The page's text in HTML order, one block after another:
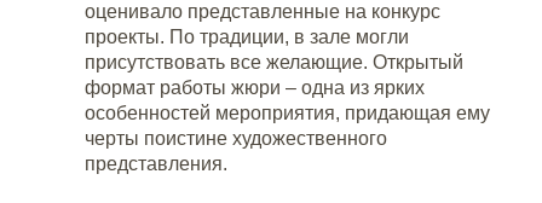
оценивало представленные на конкурс
проекты. По традиции, в зале могли
присутствовать все желающие. Открытый
формат работы жюри – одна из ярких
особенностей мероприятия, придающая ему
черты поистине художественного
представления.